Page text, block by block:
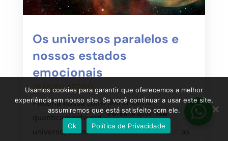
Os universos paralelos e
nossos estados
emocionais
26.10.20|ARTIGO
Poderia nossa consciência saltar
quanticamente entre várias linhas de
universo, desmembrando nossas vivências
Precisa de ajuda?Fale
conosco
Usamos cookies para garantir que oferecemos a melhor
experiência em nosso site. Se você continuar a usar este site,
assumiremos que está satisfeito com ele.
Ok
Política de Privacidade